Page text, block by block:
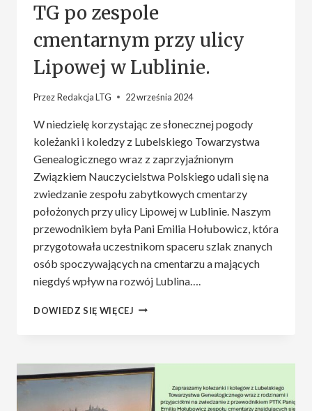
TG po zespole
cmentarnym przy ulicy
Lipowej w Lublinie.
PrzezRedakcja LTG 22 września 2024
W niedzielę korzystając ze słonecznej pogody
koleżanki i koledzy z Lubelskiego Towarzystwa
Genealogicznego wraz z zaprzyjaźnionym
Związkiem Nauczycielstwa Polskiego udali się na
zwiedzanie zespołu zabytkowych cmentarzy
położonych przy ulicy Lipowej w Lublinie. Naszym
przewodnikiem była Pani Emilia Hołubowicz, która
przygotowała uczestnikom spaceru szlak znanych
osób spoczywających na cmentarzu a mających
niegdyś wpływ na rozwój Lublina….
DOWIEDZ SIĘ WIĘCEJ WYCIECZKA
LUBELSKIEGO
TG
PO
ZESPOLE